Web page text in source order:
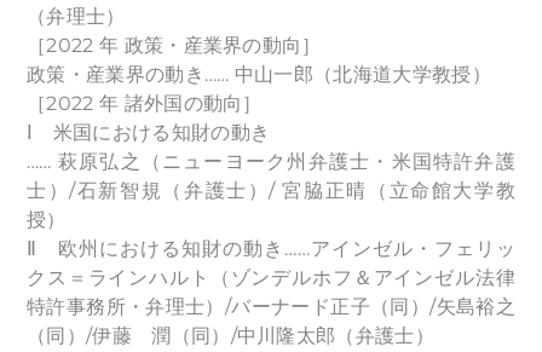
（弁理士）
［2022 年 政策・産業界の動向］
政策・産業界の動き…… 中山一郎（北海道大学教授）
［2022 年 諸外国の動向］
Ⅰ 米国における知財の動き
…… 萩原弘之（ニューヨーク州弁護士・米国特許弁護
士）/石新智規（弁護士）/ 宮脇正晴（立命館大学教
授）
Ⅱ 欧州における知財の動き……アインゼル・フェリッ
クス＝ラインハルト（ゾンデルホフ＆アインゼル法律
特許事務所・弁理士）/バーナード正子（同）/矢島裕之
（同）/伊藤 潤（同）/中川隆太郎（弁護士）